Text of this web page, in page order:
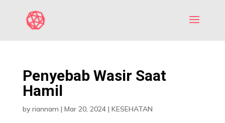
Penyebab Wasir Saat
Hamil
by riannam | Mar 20, 2024| KESEHATAN